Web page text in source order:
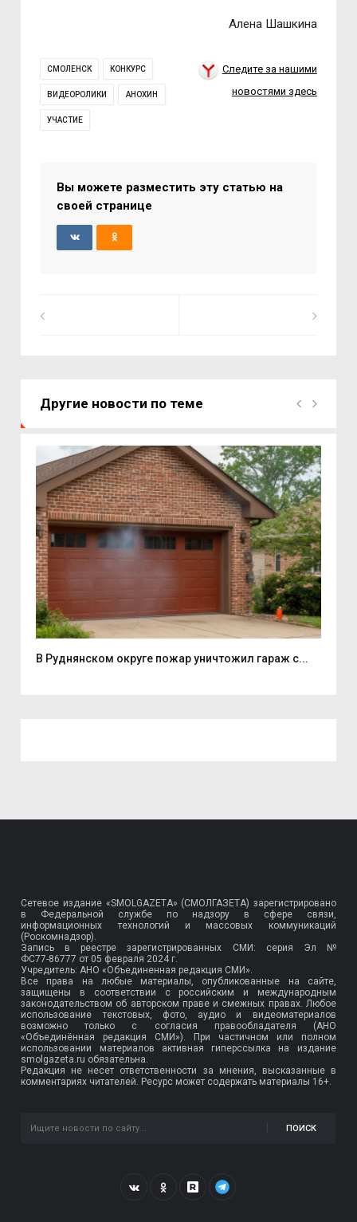
Алена Шашкина
СМОЛЕНСК КОНКУРС
ВИДЕОРОЛИКИ АНОХИН
УЧАСТИЕ
Следите за нашими
новостями здесь
Вы можете разместить эту статью на
своей странице
Другие новости по теме
В Руднянском округе пожар уничтожил гараж с...
Сетевое издание «SMOLGAZETA» (СМОЛГАЗЕТА) зарегистрировано
в Федеральной службе по надзору в сфере связи,
информационных технологий и массовых коммуникаций
(Роскомнадзор).
Запись в реестре зарегистрированных СМИ: серия Эл №
ФС77-86777 от 05 февраля 2024 г.
Учредитель: АНО «Объединенная редакция СМИ».
Все права на любые материалы, опубликованные на сайте,
защищены в соответствии с российским и международным
законодательством об авторском праве и смежных правах. Любое
использование текстовых, фото, аудио и видеоматериалов
возможно только с согласия правообладателя (АНО
«Объединённая редакция СМИ»). При частичном или полном
использовании материалов активная гиперссылка на издание
smolgazeta.ru обязательна.
Редакция не несет ответственности за мнения, высказанные в
комментариях читателей. Ресурс может содержать материалы 16+.
ПОИСК